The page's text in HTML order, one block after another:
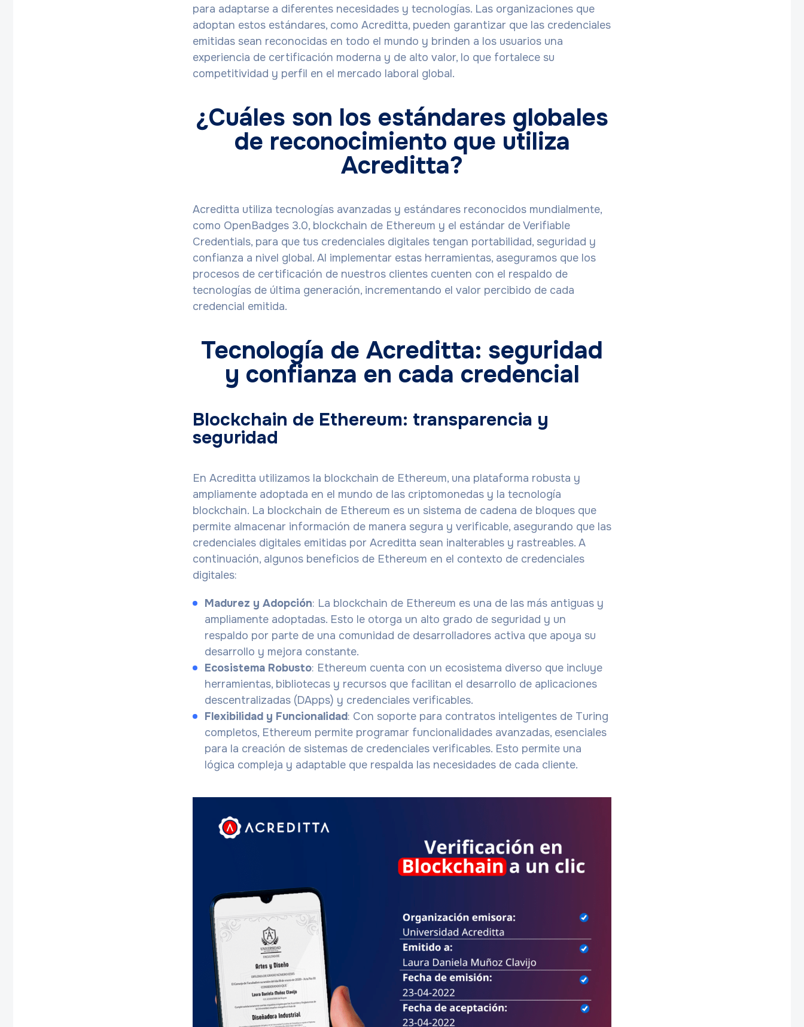
para adaptarse a diferentes necesidades y tecnologías. Las organizaciones que
adoptan estos estándares, como Acreditta, pueden garantizar que las credenciales
emitidas sean reconocidas en todo el mundo y brinden a los usuarios una
experiencia de certificación moderna y de alto valor, lo que fortalece su
competitividad y perfil en el mercado laboral global.
¿Cuáles son los estándares globales
de reconocimiento que utiliza
Acreditta?
Acreditta utiliza tecnologías avanzadas y estándares reconocidos mundialmente,
como OpenBadges 3.0, blockchain de Ethereum y el estándar de Verifiable
Credentials, para que tus credenciales digitales tengan portabilidad, seguridad y
confianza a nivel global. Al implementar estas herramientas, aseguramos que los
procesos de certificación de nuestros clientes cuenten con el respaldo de
tecnologías de última generación, incrementando el valor percibido de cada
credencial emitida.
Tecnología de Acreditta: seguridad
y confianza en cada credencial
Blockchain de Ethereum: transparencia y
seguridad
En Acreditta utilizamos la blockchain de Ethereum, una plataforma robusta y
ampliamente adoptada en el mundo de las criptomonedas y la tecnología
blockchain. La blockchain de Ethereum es un sistema de cadena de bloques que
permite almacenar información de manera segura y verificable, asegurando que las
credenciales digitales emitidas por Acreditta sean inalterables y rastreables. A
continuación, algunos beneficios de Ethereum en el contexto de credenciales
digitales:
Madurez y Adopción: La blockchain de Ethereum es una de las más antiguas y
ampliamente adoptadas. Esto le otorga un alto grado de seguridad y un
respaldo por parte de una comunidad de desarrolladores activa que apoya su
desarrollo y mejora constante.
Ecosistema Robusto: Ethereum cuenta con un ecosistema diverso que incluye
herramientas, bibliotecas y recursos que facilitan el desarrollo de aplicaciones
descentralizadas (DApps) y credenciales verificables.
Flexibilidad y Funcionalidad: Con soporte para contratos inteligentes de Turing
completos, Ethereum permite programar funcionalidades avanzadas, esenciales
para la creación de sistemas de credenciales verificables. Esto permite una
lógica compleja y adaptable que respalda las necesidades de cada cliente.